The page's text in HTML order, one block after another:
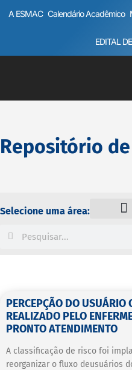
A ESMAC Calendário Acadêmico
EDITAL
Repositório
Selecione uma área:
PERCEPÇÃO DO
REALIZADO PELO
PRONTO ATENDIMENTO
A classificação de risco foi
reorganizar o fluxo deusuários